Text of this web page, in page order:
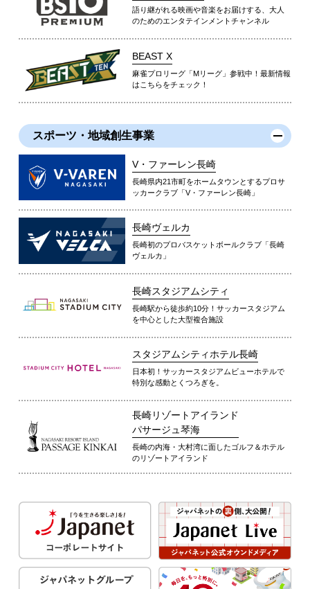
語り継がれる映画や音楽をお届けする、大人
のためのエンタテインメントチャンネル
BEAST X
麻雀プロリーグ「Mリーグ」参戦中！最新情報
はこちらをチェック！
スポーツ・地域創生事業
V・ファーレン長崎
長崎県内21市町をホームタウンとするプロサ
ッカークラブ「V・ファーレン長崎」
長崎ヴェルカ
長崎初のプロバスケットボールクラブ「長崎
ヴェルカ」
長崎スタジアムシティ
長崎駅から徒歩約10分！サッカースタジアム
を中心とした大型複合施設
スタジアムシティホテル長崎
日本初！サッカースタジアムビューホテルで
特別な感動とくつろぎを。
長崎リゾートアイランド
パサージュ琴海
長崎の内海・大村湾に面したゴルフ＆ホテル
のリゾートアイランド